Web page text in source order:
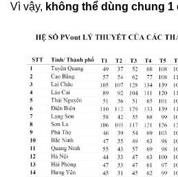
Vì vậy, không thể dùng chung